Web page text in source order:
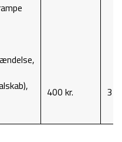
400 kr. 3 år